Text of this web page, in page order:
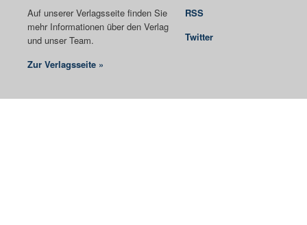
Auf unserer Verlagsseite finden Sie
mehr Informationen über den Verlag
und unser Team.
Zur Verlagsseite »
RSS
Twitter